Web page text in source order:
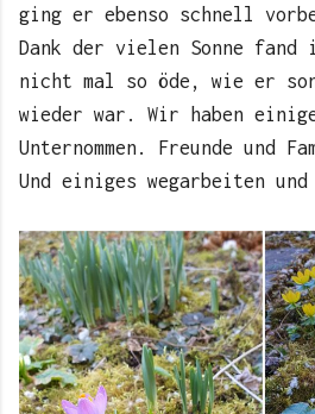
ging er ebenso schnell
Dank der vielen Sonne
nicht mal so öde, wie er
wieder war. Wir haben
Unternommen. Freunde und
Und einiges wegarbeiten